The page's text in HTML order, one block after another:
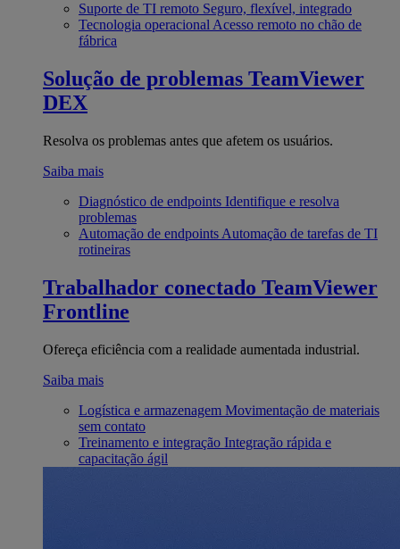
Suporte de TI remoto Seguro, flexível, integrado
Tecnologia operacional Acesso remoto no chão de
fábrica
Solução de problemas TeamViewer
DEX
Resolva os problemas antes que afetem os usuários.
Saiba mais
Diagnóstico de endpoints Identifique e resolva
problemas
Automação de endpoints Automação de tarefas de TI
rotineiras
Trabalhador conectado TeamViewer
Frontline
Ofereça eficiência com a realidade aumentada industrial.
Saiba mais
Logística e armazenagem Movimentação de materiais
sem contato
Treinamento e integração Integração rápida e
capacitação ágil